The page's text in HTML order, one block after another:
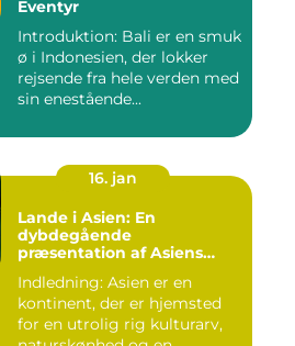
Eventyr
Introduktion: Bali er en smuk
ø i Indonesien, der lokker
rejsende fra hele verden med
sin enestående...
16. jan
Lande i Asien: En
dybdegående
præsentation af Asiens
Indledning: Asien er en
kontinent, der er hjemsted
for en utrolig rig kulturarv,